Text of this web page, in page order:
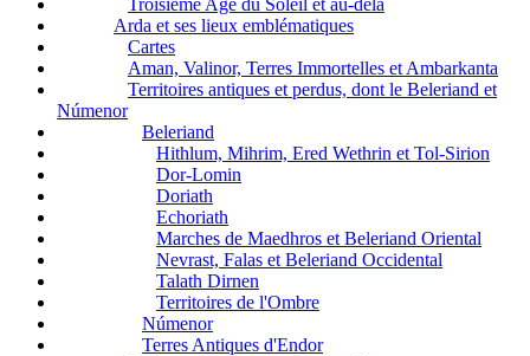
Arda et ses lieux emblématiques
Cartes
Aman, Valinor, Terres Immortelles et Ambarkanta
Territoires antiques et perdus, dont le Beleriand et
Númenor
Beleriand
Hithlum, Mihrim, Ered Wethrin et Tol-Sirion
Dor-Lomin
Doriath
Echoriath
Marches de Maedhros et Beleriand Oriental
Nevrast, Falas et Beleriand Occidental
Talath Dirnen
Territoires de l'Ombre
Númenor
Terres Antiques d'Endor